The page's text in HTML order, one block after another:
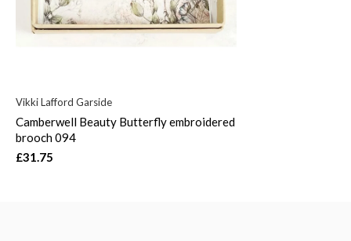
Vikki Lafford Garside
Camberwell Beauty Butterfly embroidered
brooch 094
£31.75